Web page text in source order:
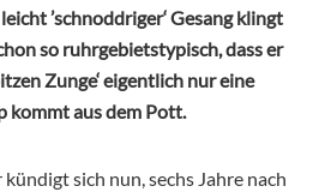
’schnoddriger‘ Gesang klingt
so ruhrgebietstypisch, dass er
Zunge‘ eigentlich nur eine
kommt aus dem Pott.
sich nun, sechs Jahre nach